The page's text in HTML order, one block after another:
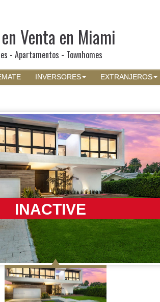
Venta en Miami
- Apartamentos - Townhomes
INVERSORES EXTRANJEROS
INACTIVE